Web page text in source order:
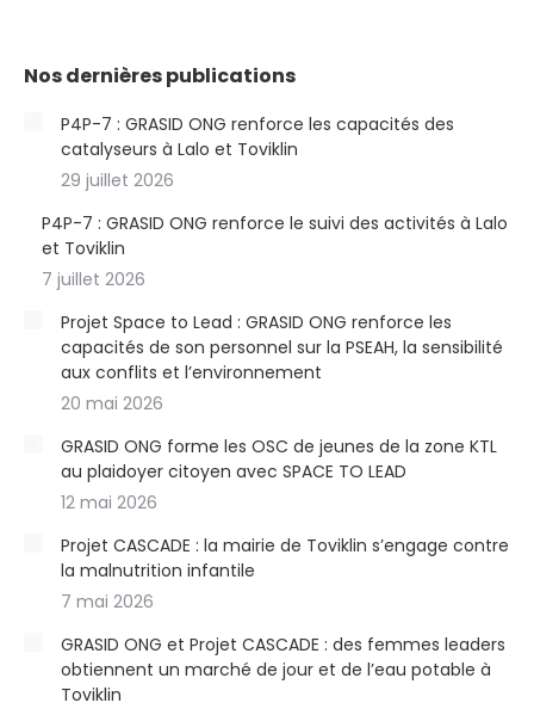
Nos dernières publications
P4P-7 : GRASID ONG renforce les capacités des
catalyseurs à Lalo et Toviklin
29 juillet 2026
P4P-7 : GRASID ONG renforce le suivi des activités à Lalo
et Toviklin
7 juillet 2026
Projet Space to Lead : GRASID ONG renforce les
capacités de son personnel sur la PSEAH, la sensibilité
aux conflits et l’environnement
20 mai 2026
GRASID ONG forme les OSC de jeunes de la zone KTL
au plaidoyer citoyen avec SPACE TO LEAD
12 mai 2026
Projet CASCADE : la mairie de Toviklin s’engage contre
la malnutrition infantile
7 mai 2026
GRASID ONG et Projet CASCADE : des femmes leaders
obtiennent un marché de jour et de l’eau potable à
Toviklin